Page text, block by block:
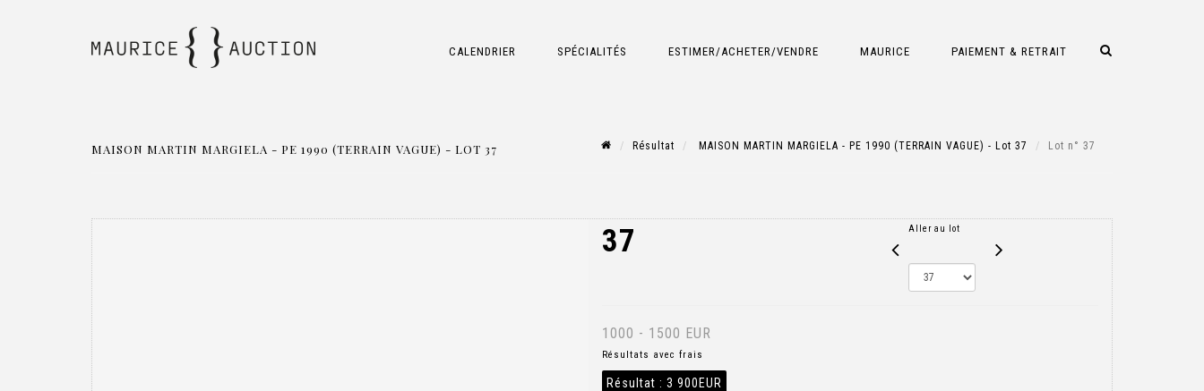
CALENDRIER SPÉCIALITÉS ESTIMER/ACHETER/VENDRE MAURICE PAIEMENT & RETRAIT
MAISON MARTIN MARGIELA - PE 1990 (TERRAIN VAGUE) - LOT 37 Résultat MAISON MARTIN MARGIELA - PE 1990 (TERRAIN VAGUE) - Lot 37 Lot n° 37
37 Aller au lot
1000 - 1500 EUR
Résultats avec frais
Résultat : 3 900EUR